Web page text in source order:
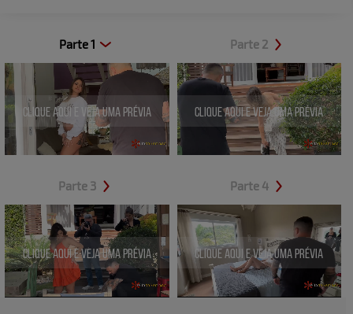
Parte 1
Clique aqui e veja uma prévia
Parte 2
Clique aqui e veja uma prévia
Parte 3
Clique aqui e veja uma prévia
Parte 4
Clique aqui e veja uma prévia